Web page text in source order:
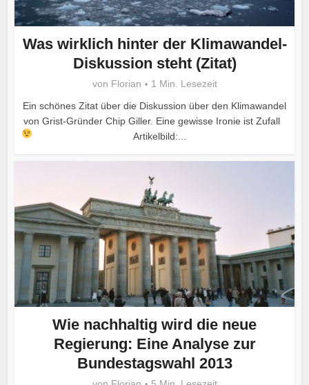
Was wirklich hinter der Klimawandel-
Diskussion steht (Zitat)
von Florian
1 Min. Lesezeit
Ein schönes Zitat über die Diskussion über den Klimawandel
von Grist-Gründer Chip Giller. Eine gewisse Ironie ist Zufall
Artikelbild:...
Wie nachhaltig wird die neue
Regierung: Eine Analyse zur
Bundestagswahl 2013